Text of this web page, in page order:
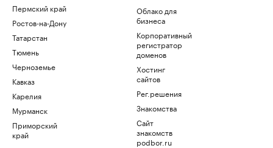
Пермский край
Ростов-на-Дону
Татарстан
Тюмень
Черноземье
Кавказ
Карелия
Мурманск
Приморский
край
Облако для
бизнеса
Корпоративный
регистратор
доменов
Хостинг
сайтов
Рег.решения
Знакомства
Сайт
знакомств
podbor.ru